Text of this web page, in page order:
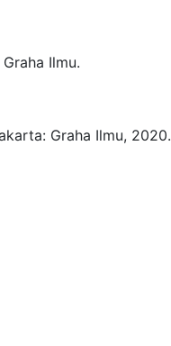
Graha Ilmu.
Graha Ilmu, 2020.